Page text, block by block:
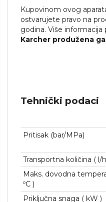
Kupovinom ovog
ostvarujete pravo na
godina. Više
Karcher produžena
Tehnički podaci
Pritisak (bar/MPa)
Transportna količina ( l/
Maks. dovodna
ºC )
Priključna snaga ( kW )